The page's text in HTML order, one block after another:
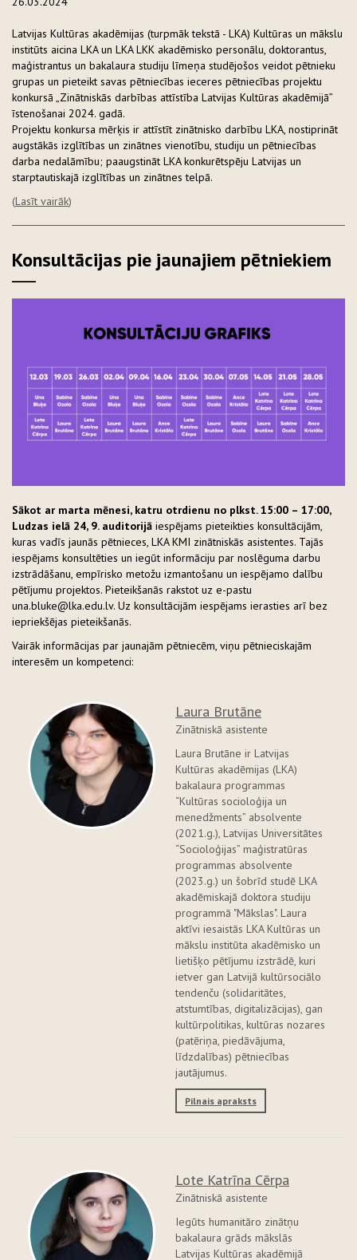
Latvijas Kultūras akadēmijas (turpmāk tekstā - LKA) Kultūras un mākslu
institūts aicina LKA un LKA LKK akadēmisko personālu, doktorantus,
maģistrantus un bakalaura studiju līmeņa studējošos veidot pētnieku
grupas un pieteikt savas pētniecības ieceres pētniecības projektu
konkursā „Zinātniskās darbības attīstība Latvijas Kultūras akadēmijā”
īstenošanai 2024. gadā.
Projektu konkursa mērķis ir attīstīt zinātnisko darbību LKA, nostiprināt
augstākās izglītības un zinātnes vienotību, studiju un pētniecības
darba nedalāmību; paaugstināt LKA konkurētspēju Latvijas un
starptautiskajā izglītības un zinātnes telpā.
(Lasīt vairāk)
Konsultācijas pie jaunajiem pētniekiem
Sākot ar marta mēnesi, katru otrdienu no plkst. 15:00 – 17:00,
Ludzas ielā 24, 9. auditorijā iespējams pieteikties konsultācijām,
kuras vadīs jaunās pētnieces, LKA KMI zinātniskās asistentes. Tajās
iespējams konsultēties un iegūt informāciju par noslēguma darbu
izstrādāšanu, empīrisko metožu izmantošanu un iespējamo dalību
pētījumu projektos. Pieteikšanās rakstot uz e-pastu
una.bluke@lka.edu.lv. Uz konsultācijām iespējams ierasties arī bez
iepriekšējas pieteikšanās.
Vairāk informācijas par jaunajām pētniecēm, viņu pētnieciskajām
interesēm un kompetenci:
Laura Brutāne
Zinātniskā asistente
Laura Brutāne ir Latvijas
Kultūras akadēmijas (LKA)
bakalaura programmas
“Kultūras socioloģija un
menedžments” absolvente
(2021.g.), Latvijas Universitātes
“Socioloģijas” maģistratūras
programmas absolvente
(2023.g.) un šobrīd studē LKA
akadēmiskajā doktora studiju
programmā "Mākslas". Laura
aktīvi iesaistās LKA Kultūras un
mākslu institūta akadēmisko un
lietišķo pētījumu izstrādē, kuri
ietver gan Latvijā kultūrsociālo
tendenču (solidaritātes,
atstumtības, digitalizācijas), gan
kultūrpolitikas, kultūras nozares
(patēriņa, piedāvājuma,
līdzdalības) pētniecības
jautājumus.
Pilnais apraksts
Lote Katrīna Cērpa
Zinātniskā asistente
Iegūts humanitāro zinātņu
bakalaura grāds mākslās
Latvijas Kultūras akadēmijā